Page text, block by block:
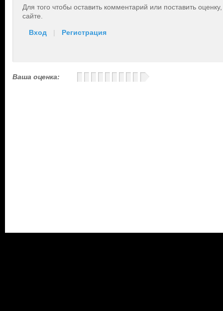
Для того чтобы оставить комментарий или поставить
сайте.
Вход | Регистрация
Ваша оценка: